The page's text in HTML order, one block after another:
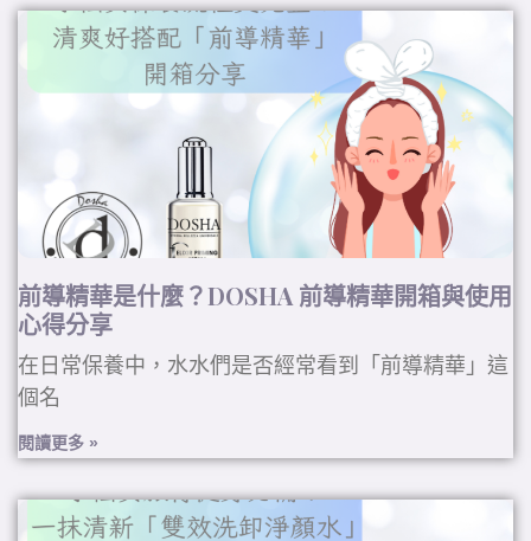
前導精華是什麼？DOSHA 前導精華開箱與使用
心得分享
在日常保養中，水水們是否經常看到「前導精華」這
個名
閱讀更多 »